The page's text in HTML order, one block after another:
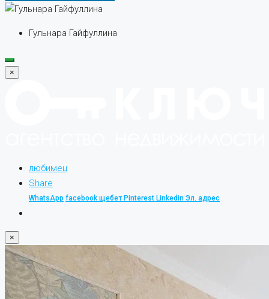
Гульнара Гайфуллина
×
любимец
Share
WhatsApp facebook щебетPinterest Linkedin Эл. адрес
×